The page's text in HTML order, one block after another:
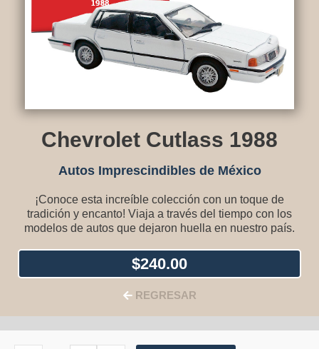
Chevrolet Cutlass 1988
Autos Imprescindibles de México
¡Conoce esta increíble colección con un toque de
tradición y encanto! Viaja a través del tiempo con los
modelos de autos que dejaron huella en nuestro país.
$240.00
REGRESAR